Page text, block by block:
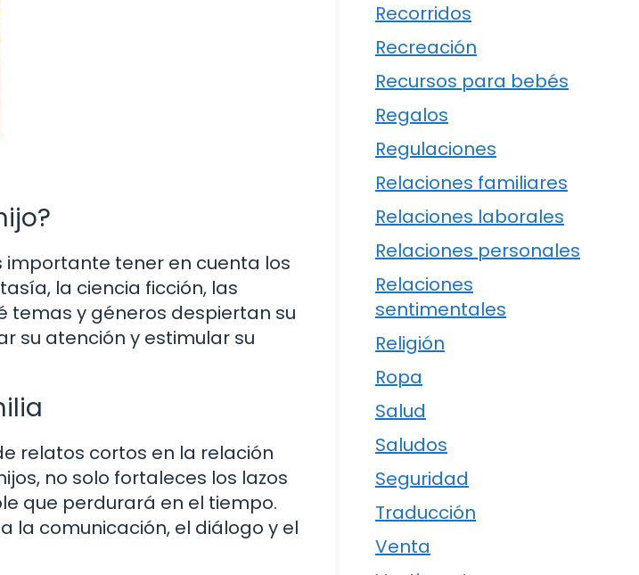
importante tener en cuenta los
la ciencia ficción, las
temas y géneros despiertan su
su atención y estimular su
relatos cortos en la relación
no solo fortaleces los lazos
que perdurará en el tiempo.
la comunicación, el diálogo y el
Recorridos
Recreación
Recursos para bebés
Regalos
Regulaciones
Relaciones familiares
Relaciones laborales
Relaciones personales
Relaciones
sentimentales
Religión
Ropa
Salud
Saludos
Seguridad
Traducción
Venta